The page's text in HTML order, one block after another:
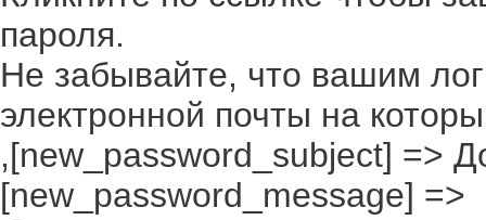
пароля.
Не забывайте, что вашим
электронной почты на
,[new_password_subject] =>
[new_password_message] =>